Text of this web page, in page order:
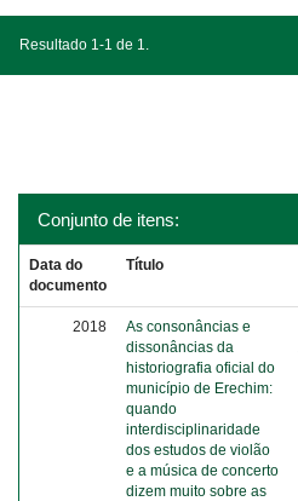
Resultado 1-1 de 1.
Conjunto de itens:
Data do
documento
Título
2018
As consonâncias e
dissonâncias da
historiografia oficial do
município de Erechim:
quando
interdisciplinaridade
dos estudos de violão
e a música de concerto
dizem muito sobre as